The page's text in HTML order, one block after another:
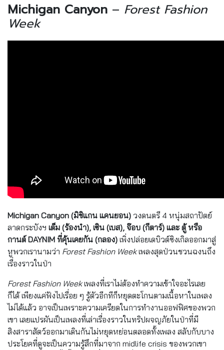
Michigan Canyon – Forest Fashion
Week
Michigan Canyon (มิชิแกน แคนยอน) วงดนตรี 4 หนุ่มสถาปัตย์
ลาดกระบังฯ เต็ม (ร้องนำ), เซิน (เบส), จ๊อบ (กีตาร์) และ ตู้ หรือ
กานต์ DAYNIM ที่คุ้นเคยกัน (กลอง) เพิ่งปล่อยเดบิวต์ซิงเกิลออกมาสู่
หูพวกเรานามว่า Forest Fashion Weekเพลงสุดป่วนชวนฉงนถึง
เรื่องราวในป่า
Forest Fashion Weekเพลงที่เราไม่ต้องทำความเข้าใจอะไรเลย
ก็ได้ เพียงแค่ฟังไปเรื่อย ๆ รู้ตัวอีกทีก็หยุดตะโกนตามเนื้อหาในเพลง
ไม่ได้แล้ว อาจเป็นเพราะความเครียดในการทำงานออฟฟิศของพวก
เขา เลยแปรผันเป็นเพลงที่เล่าเรื่องราวในทริปผจญภัยในป่าที่มี
สิงสาราสัตว์ออกมาเดินกันไม่หยุดหย่อนตลอดทั้งเพลง สลับกับบาง
ประโยคที่ดูจะเป็นความรู้สึกที่มาจาก midlife crisis ของพวกเขา